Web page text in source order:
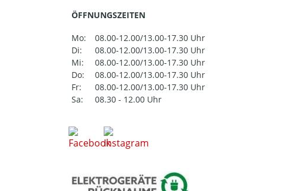
ÖFFNUNGSZEITEN
Mo:
08.00-12.00/13.00-17.30 Uhr
Di:
08.00-12.00/13.00-17.30 Uhr
Mi:
08.00-12.00/13.00-17.30 Uhr
Do:
08.00-12.00/13.00-17.30 Uhr
Fr:
08.00-12.00/13.00-17.30 Uhr
Sa:
08.30 - 12.00 Uhr